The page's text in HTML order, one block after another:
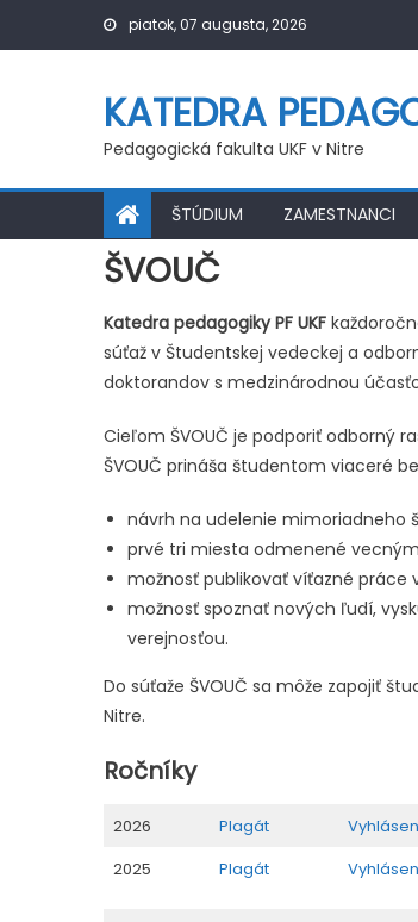
piatok, 07 augusta, 2026
KATEDRA
Pedagogická fakulta UKF v Nitre
ŠTÚDIUM ZAMESTNANCI
ŠVOUČ
Katedra pedagogiky PF UKF
súťaž v Študentskej vedeckej a
doktorandov s medzinárodnou
Cieľom ŠVOUČ je podporiť odborný
ŠVOUČ prináša študentom viaceré
návrh na udelenie mimoriadneho
prvé tri miesta odmenené
možnosť publikovať víťazné
možnosť spoznať nových ľudí,
verejnosťou.
Do súťaže ŠVOUČ sa môže zapojiť
Nitre.
Ročníky
2026 Plagát
2025
Plagát